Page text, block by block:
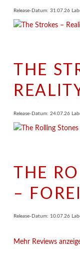
Release-Datum: 31.07.26
THE
Release-Datum: 24.07.26
THE
–
Release-Datum: 10.07.26
Mehr Reviews